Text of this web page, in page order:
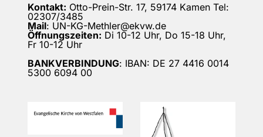
Kontakt: Otto-Prein-Str. 17, 59174 Kamen Tel:
02307/3485
Mail: UN-KG-Methler@ekvw.de
Öffnungszeiten: Di 10-12 Uhr, Do 15-18 Uhr,
Fr 10-12 Uhr
BANKVERBINDUNG: IBAN: DE 27 4416 0014
5300 6094 00